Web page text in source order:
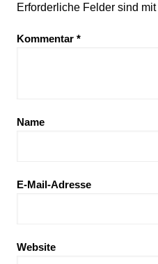
Erforderliche Felder sind mit
Kommentar *
Name
E-Mail-Adresse
Website